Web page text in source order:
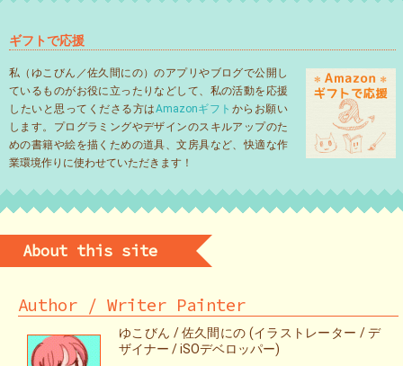
ギフトで応援
私（ゆこびん／佐久間にの）のアプリやブログで公開し
ているものがお役に立ったりなどして、私の活動を応援
したいと思ってくださる方はAmazonギフト からお願い
します。プログラミングやデザインのスキルアップのた
めの書籍や絵を描くための道具、文房具など、快適な作
業環境作りに使わせていただきます！
About this site
Author / Writer Painter
ゆこびん / 佐久間にの (イラストレーター / デ
ザイナー / iSOデベロッパー)